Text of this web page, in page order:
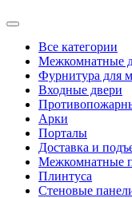
Все категории
Межкомнатные
Фурнитура для
Входные двери
Арки
Порталы
Доставка и
Межкомнатные
Плинтуса
Стеновые